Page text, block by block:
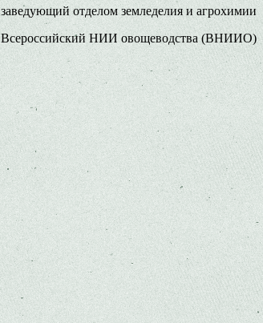
заведующий отделом зем­леделия и агрохимии
Всероссийский НИИ овощеводства (ВНИИО)